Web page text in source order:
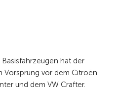
hat der
Vorsprung vor dem Citroën
und dem VW Crafter.